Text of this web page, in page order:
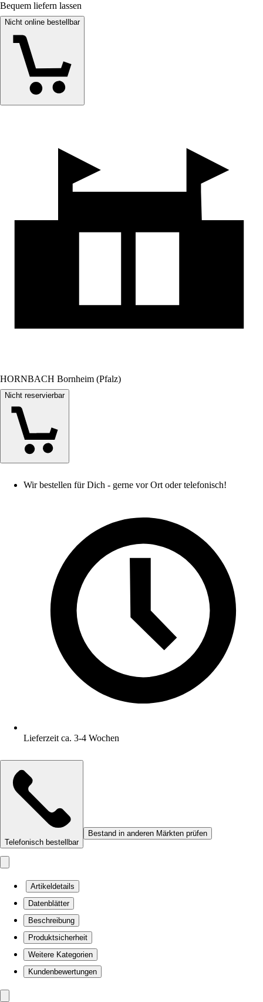
Bequem liefern lassen
Nicht online bestellbar
HORNBACH Bornheim (Pfalz)
Nicht reservierbar
Wir bestellen für Dich - gerne vor Ort oder telefonisch!
Lieferzeit ca. 3-4 Wochen
Telefonisch bestellbar
Bestand in anderen Märkten prüfen
Artikeldetails
Datenblätter
Beschreibung
Produktsicherheit
Weitere Kategorien
Kundenbewertungen